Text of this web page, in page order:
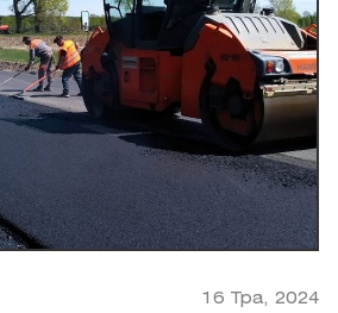
16 Тра, 2024